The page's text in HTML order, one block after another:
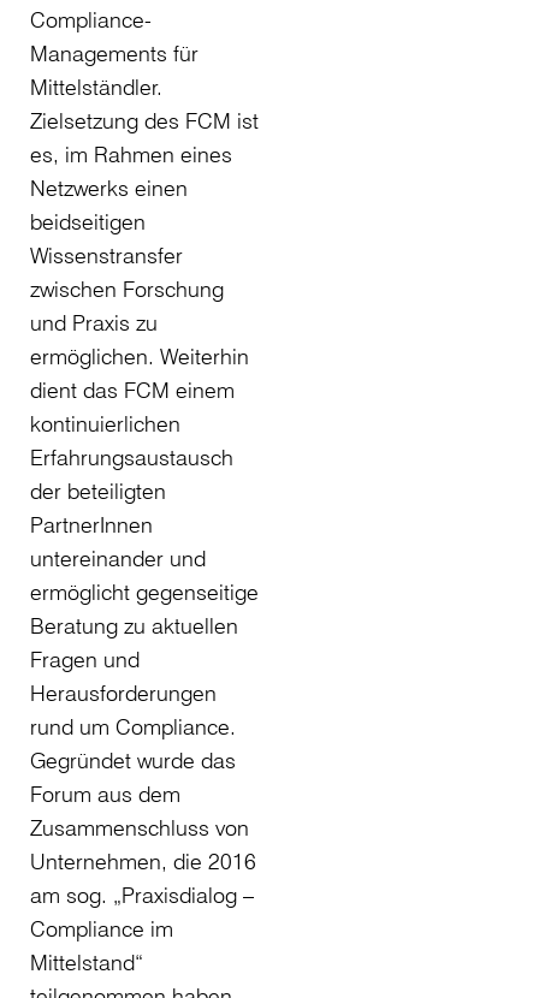
Compliance-
Managements für
Mittelständler.
Zielsetzung des FCM ist
es, im Rahmen eines
Netzwerks einen
beidseitigen
Wissenstransfer
zwischen Forschung
und Praxis zu
ermöglichen. Weiterhin
dient das FCM einem
kontinuierlichen
Erfahrungsaustausch
der beteiligten
PartnerInnen
untereinander und
ermöglicht gegenseitige
Beratung zu aktuellen
Fragen und
Herausforderungen
rund um Compliance.
Gegründet wurde das
Forum aus dem
Zusammenschluss von
Unternehmen, die 2016
am sog. „Praxisdialog –
Compliance im
Mittelstand“